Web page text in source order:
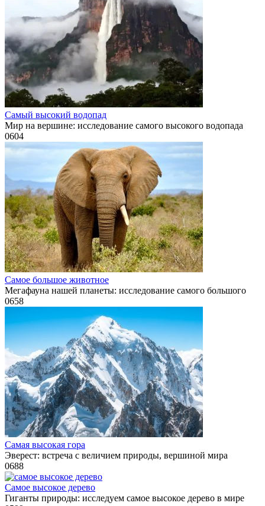
Самый высокий водопад
Мир на вершине: исследование самого высокого водопада
0604
Самое большое животное
Мегафауна нашей планеты: исследование самого большого
0658
Самая высокая гора
Эверест: встреча с величием природы, вершиной мира
0688
Самое высокое дерево
Гиганты природы: исследуем самое высокое дерево в мире